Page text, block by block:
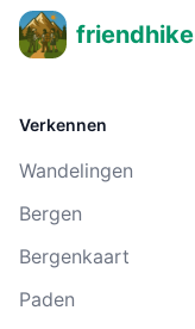
friendhike
Verkennen
Wandelingen
Bergen
Bergenkaart
Paden